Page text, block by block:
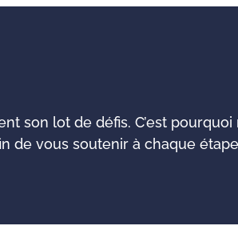
son lot de défis. C’est pourquoi
de vous soutenir à chaque